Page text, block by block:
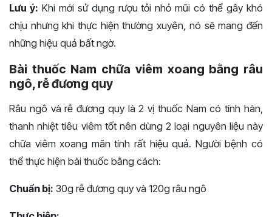
Lưu ý: Khi mới sử dụng rượu tỏi nhỏ mũi có thể gây khó
chịu nhưng khi thực hiện thường xuyên, nó sẽ mang đến
những hiệu quả bất ngờ.
Bài thuốc Nam chữa viêm xoang bằng râu
ngô, rễ đương quy
Râu ngô và rễ đương quy là 2 vị thuốc Nam có tính hàn,
thanh nhiệt tiêu viêm tốt nên dùng 2 loại nguyên liệu này
chữa viêm xoang mãn tính rất hiệu quả. Người bệnh có
thể thực hiện bài thuốc bằng cách:
Chuẩn bị: 30g rễ đương quy và 120g râu ngô